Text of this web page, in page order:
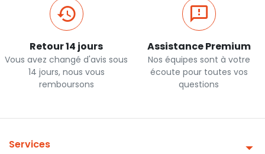
Retour 14 jours
Vous avez changé d'avis sous
14 jours, nous vous
remboursons
Assistance Premium
Nos équipes sont à votre
écoute pour toutes vos
questions
Services